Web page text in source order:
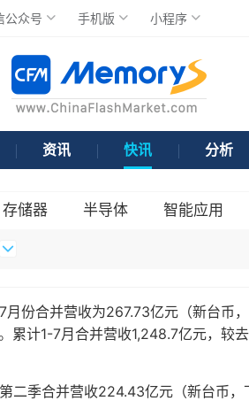
公众号 手机版 小程序
资讯 快讯 分析
存储器 半导体 智能应用
月份合并营收为267.73亿元（新台币
累计1-7月合并营收1,248.7亿元，较
二季合并营收224.43亿元（新台币